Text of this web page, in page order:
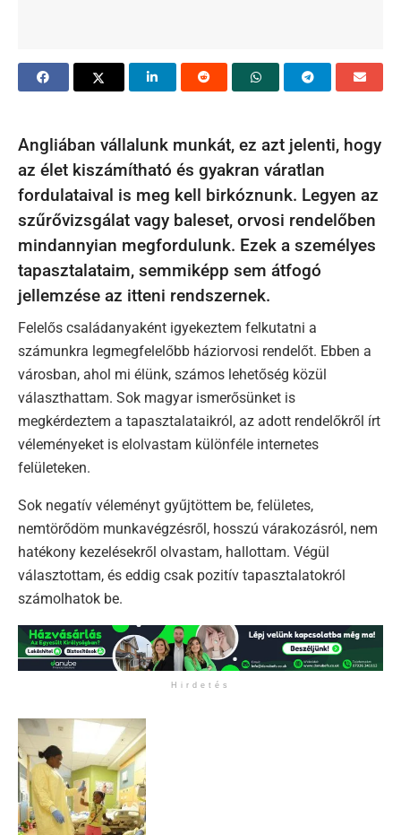
Angliában vállalunk munkát, ez azt jelenti, hogy
az élet kiszámítható és gyakran váratlan
fordulataival is meg kell birkóznunk. Legyen az
szűrővizsgálat vagy baleset, orvosi rendelőben
mindannyian megfordulunk. Ezek a személyes
tapasztalataim, semmiképp sem átfogó
jellemzése az itteni rendszernek.
Felelős családanyaként igyekeztem felkutatni a
számunkra legmegfelelőbb háziorvosi rendelőt. Ebben a
városban, ahol mi élünk, számos lehetőség közül
választhattam. Sok magyar ismerősünket is
megkérdeztem a tapasztalataikról, az adott rendelőkről írt
véleményeket is elolvastam különféle internetes
felületeken.
Sok negatív véleményt gyűjtöttem be, felületes,
nemtörődöm munkavégzésről, hosszú várakozásról, nem
hatékony kezelésekről olvastam, hallottam. Végül
választottam, és eddig csak pozitív tapasztalatokról
számolhatok be.
Hirdetés